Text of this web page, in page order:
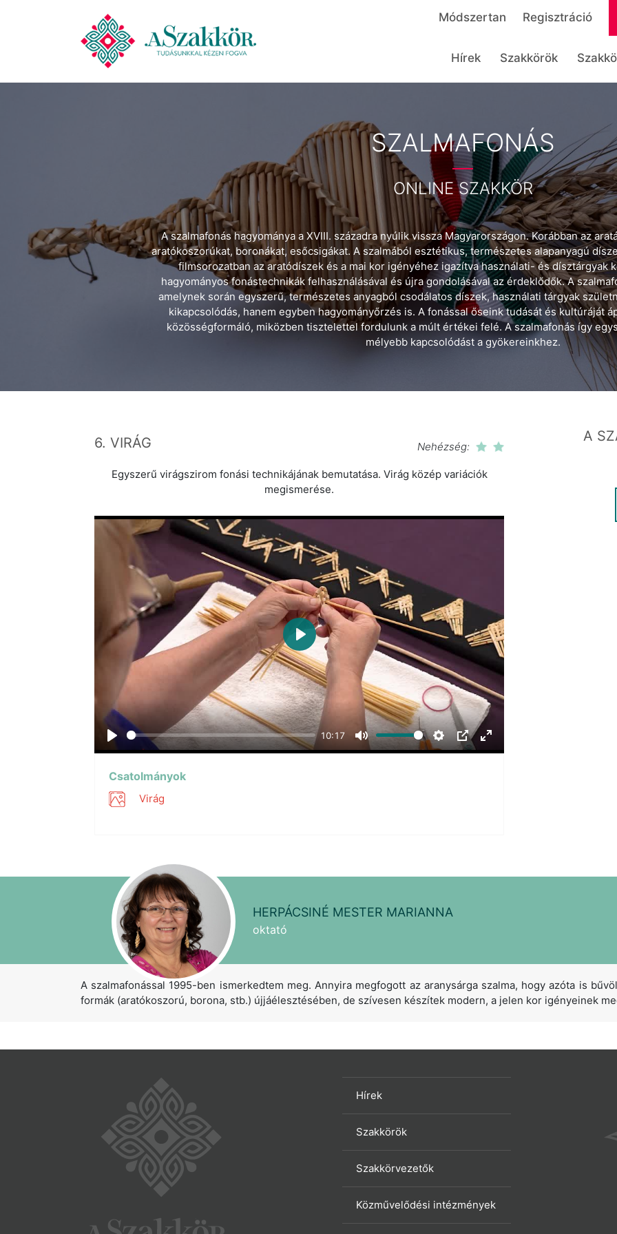
Módszertan Regisztráció
Hírek Szakkörök
SZALMAFONÁS
ONLINE SZAKKÖR
A szalmafonás hagyománya a XVIII. századra nyúlik vissza Magyarországon. Korábban az
aratókoszorúkat, boronákat, esőcsigákat. A szalmából esztétikus, természetes alapanyagú
filmsorozatban az aratódíszek és a mai kor igényéhez igazítva használati- és dísztárgyak
hagyományos fonástechnikák felhasználásával és újra gondolásával az érdeklődők. A
amelynek során egyszerű, természetes anyagból csodálatos díszek, használati tárgyak
kikapcsolódás, hanem egyben hagyományőrzés is. A fonással őseink tudását és kultúráját
közösségformáló, miközben tisztelettel fordulunk a múlt értékei felé. A szalmafonás így
mélyebb kapcsolódást a gyökereinkhez.
6. VIRÁG Nehézség:
Egyszerű virágszirom fonási technikájának bemutatása. Virág közép variációk
megismerése.
Play
10:17
Mute Settings
PIP Enter
Play
Csatolmányok
Virág
A
HERPÁCSINÉ MESTER MARIANNA
oktató
A szalmafonással 1995-ben ismerkedtem meg. Annyira megfogott az aranysárga szalma, hogy azóta is
formák (aratókoszorú, borona, stb.) újjáélesztésében, de szívesen készítek modern, a jelen kor igényeinek
Hírek
Szakkörök
Szakkörvezetők
Közművelődési intézmények